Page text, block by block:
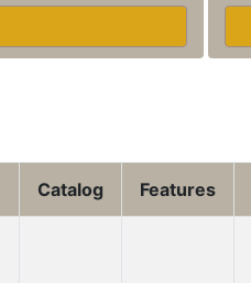
Catalog Features